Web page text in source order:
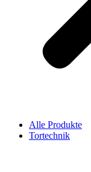
Alle Produkte
Tortechnik